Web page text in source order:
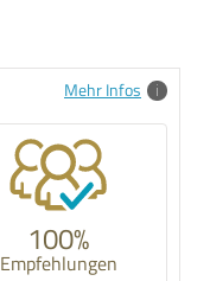
Mehr Infos
100%
Empfehlungen